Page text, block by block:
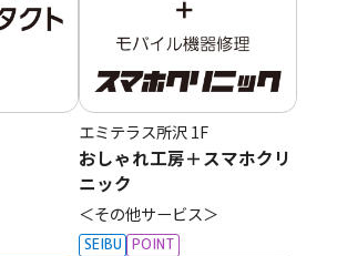
エミテラス所沢1F
おしゃれ工房＋スマホクリ
ニック
＜その他サービス＞
SEIBU POINT